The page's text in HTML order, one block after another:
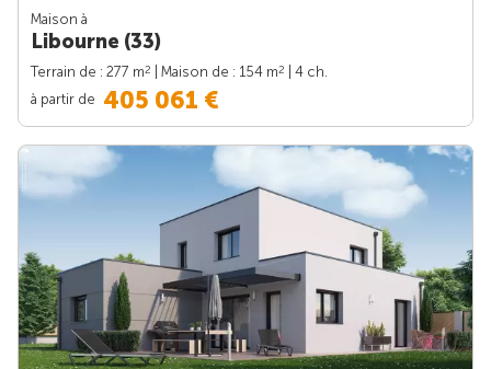
Maison à
Libourne (33)
Terrain de : 277 m2 | Maison de : 154 m2
| 4 ch.
à partir de 405 061 €